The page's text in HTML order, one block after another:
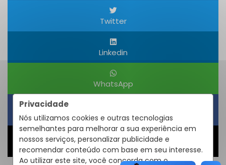
Privacidade
Nós utilizamos cookies e outras tecnologias
semelhantes para melhorar a sua experiência em
nossos serviços, personalizar publicidade e
recomendar conteúdo com base em seu interesse.
Ao utilizar este site, você concorda com o
Twitter
Linkedin
WhatsApp
Obter um Link
Compartilhar